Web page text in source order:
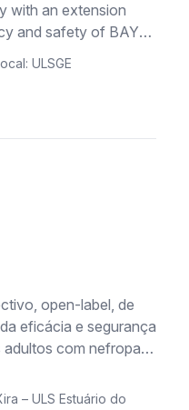
with an extension
and safety of BAY
to 45 with Alport
ULSGE
open-label, de
eficácia e segurança
com nefropatia
de progressão
– ULS Estuário do